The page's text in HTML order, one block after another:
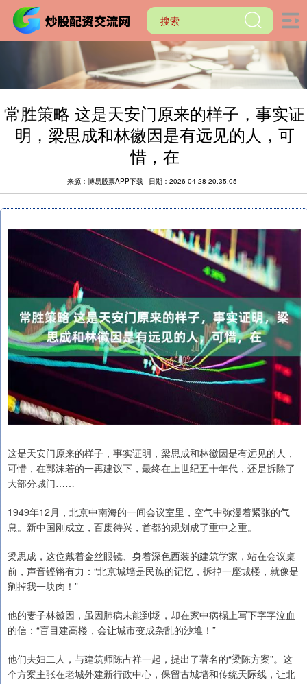
常胜策略 这是天安门原来的样子，事实证
明，梁思成和林徽因是有远见的人，可
惜，在
来源：博易股票APP下载 日期：2026-04-28 20:35:05
这是天安门原来的样子，事实证明，梁思成和林徽因是有远见的人，
可惜，在郭沫若的一再建议下，最终在上世纪五十年代，还是拆除了
大部分城门……
1949年12月，北京中南海的一间会议室里，空气中弥漫着紧张的气
息。新中国刚成立，百废待兴，首都的规划成了重中之重。
梁思成，这位戴着金丝眼镜、身着深色西装的建筑学家，站在会议桌
前，声音铿锵有力：“北京城墙是民族的记忆，拆掉一座城楼，就像是
剜掉我一块肉！”
他的妻子林徽因，虽因肺病未能到场，却在家中病榻上写下字字泣血
的信：“盲目建高楼，会让城市变成杂乱的沙堆！”
他们夫妇二人，与建筑师陈占祥一起，提出了著名的“梁陈方案”。这
个方案主张在老城外建新行政中心，保留古城墙和传统天际线，让北